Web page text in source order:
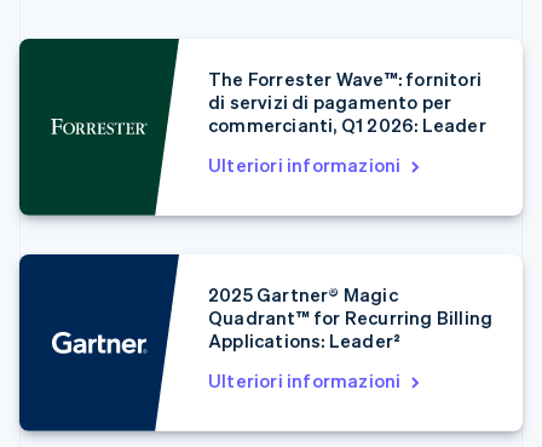
The Forrester Wave™: fornitori
di servizi di pagamento per
commercianti, Q1 2026: Leader
Ulteriori informazioni
2025 Gartner® Magic
Quadrant™ for Recurring Billing
Applications: Leader²
Ulteriori informazioni